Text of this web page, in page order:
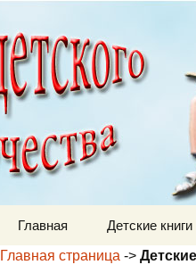
Главная Детские книги
Главная страница ->